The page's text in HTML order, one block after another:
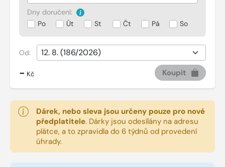
Dny doručení:
Po
Út St Čt Pá So
Od:
- Kč Koupit
Dárek, nebo sleva jsou určeny pouze pro nové
předplatitele. Dárky jsou odesílány na adresu
plátce, a to zpravidla do 6 týdnů od provedení
úhrady.